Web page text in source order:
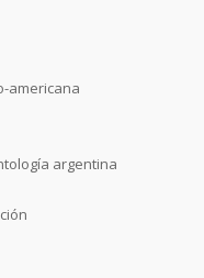
americana
argentina